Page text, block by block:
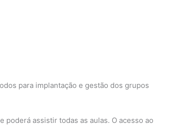
para implantação e gestão dos grupos
poderá assistir todas as aulas. O acesso ao